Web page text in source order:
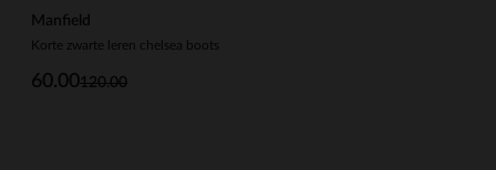
Manfield
Korte zwarte leren chelsea boots
120.00
60.00